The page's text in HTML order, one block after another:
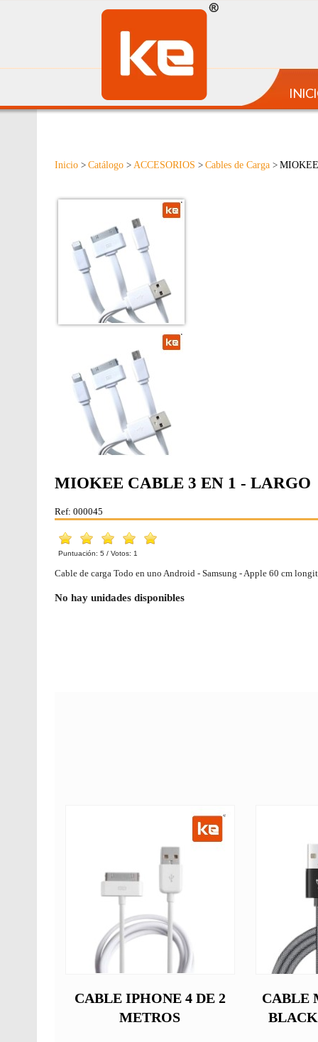
Inicio > Catálogo > ACCESORIOS > Cables de Carga >
MIOKEE CABLE 3 EN 1 - LARGO
Ref: 000045
Puntuación: 5 / Votos: 1
Cable de carga Todo en uno Android - Samsung - Apple 60 cm
No hay unidades disponibles
CABLE IPHONE 4 DE 2
METROS
CABLE